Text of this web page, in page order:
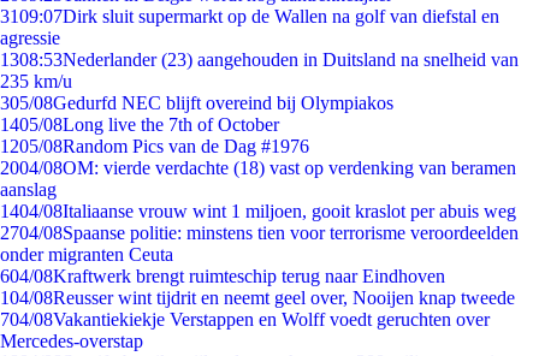
3109:07Dirk sluit supermarkt op de Wallen na golf van diefstal en
agressie
1308:53Nederlander (23) aangehouden in Duitsland na snelheid van
235 km/u
305/08Gedurfd NEC blijft overeind bij Olympiakos
1405/08Long live the 7th of October
1205/08Random Pics van de Dag #1976
2004/08OM: vierde verdachte (18) vast op verdenking van beramen
aanslag
1404/08Italiaanse vrouw wint 1 miljoen, gooit kraslot per abuis weg
2704/08Spaanse politie: minstens tien voor terrorisme veroordeelden
onder migranten Ceuta
604/08Kraftwerk brengt ruimteschip terug naar Eindhoven
104/08Reusser wint tijdrit en neemt geel over, Nooijen knap tweede
704/08Vakantiekiekje Verstappen en Wolff voedt geruchten over
Mercedes-overstap